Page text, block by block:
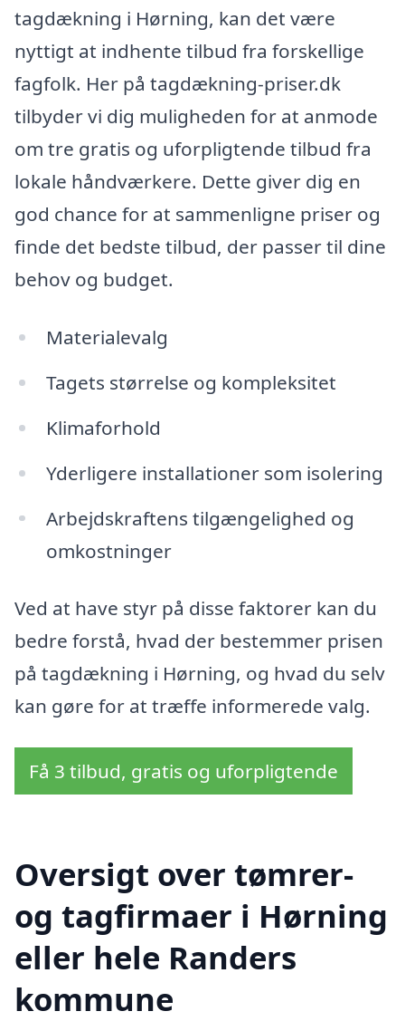
tagdækning i Hørning, kan det være
nyttigt at indhente tilbud fra forskellige
fagfolk. Her på tagdækning-priser.dk
tilbyder vi dig muligheden for at anmode
om tre gratis og uforpligtende tilbud fra
lokale håndværkere. Dette giver dig en
god chance for at sammenligne priser og
finde det bedste tilbud, der passer til dine
behov og budget.
Materialevalg
Tagets størrelse og kompleksitet
Klimaforhold
Yderligere installationer som isolering
Arbejdskraftens tilgængelighed og
omkostninger
Ved at have styr på disse faktorer kan du
bedre forstå, hvad der bestemmer prisen
på tagdækning i Hørning, og hvad du selv
kan gøre for at træffe informerede valg.
Få 3 tilbud, gratis og uforpligtende
Oversigt over tømrer-
og tagfirmaer i Hørning
eller hele Randers
kommune